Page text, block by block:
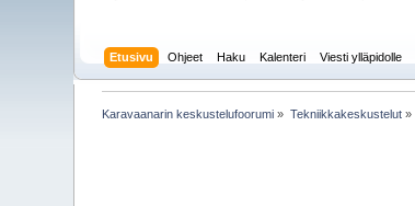
Etusivu Ohjeet Haku Kalenteri Viesti ylläpidolle
Karavaanarin keskustelufoorumi » Tekniikkakeskustelut»